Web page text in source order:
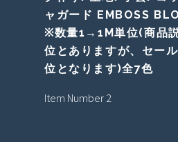
ャガード EMBOSS
※数量1→1M単位(商品
位とありますが、セー
位となります)全7色
Item Number 2